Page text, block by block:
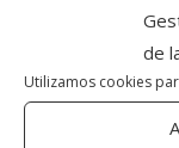
de
Utilizamos cookies